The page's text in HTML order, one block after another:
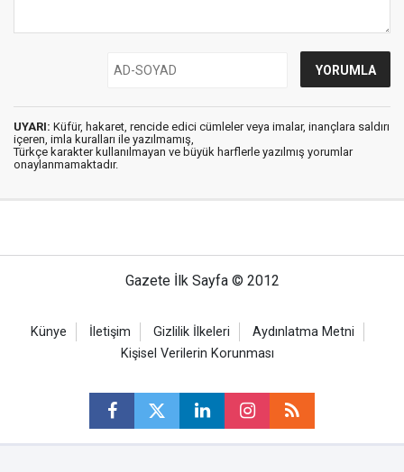
UYARI: Küfür, hakaret, rencide edici cümleler veya imalar, inançlara saldırı
içeren, imla kuralları ile yazılmamış,
Türkçe karakter kullanılmayan ve büyük harflerle yazılmış yorumlar
onaylanmamaktadır.
Gazete İlk Sayfa © 2012
Künye İletişim Gizlilik İlkeleri
Aydınlatma Metni
Kişisel Verilerin Korunması